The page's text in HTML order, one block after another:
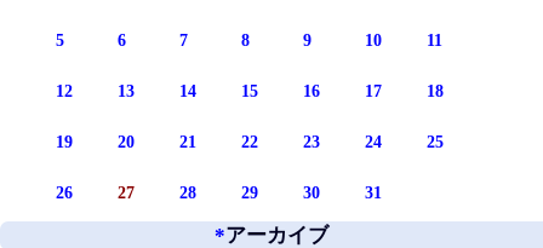
5 6 7 8 9 10 11
12 13 14 15 16 17 18
19 20 21 22 23 24 25
26 27 28 29 30 31
*アーカイブ